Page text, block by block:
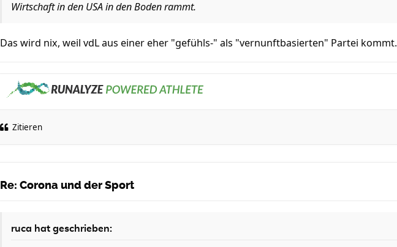
Wirtschaft in den USA in den Boden rammt.
Das wird nix, weil vdL aus einer eher "gefühls-" als "vernunftbasierten" Partei kommt.
Zitieren
Re: Corona und der Sport
ruca hat geschrieben: